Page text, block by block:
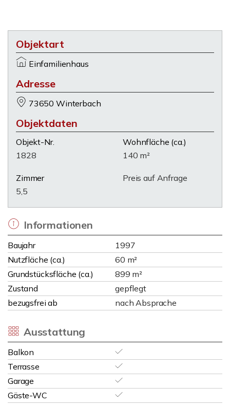
Objektart
Einfamilienhaus
Adresse
73650 Winterbach
Objektdaten
Objekt-Nr.
1828
Wohnfläche (ca.)
140 m²
Zimmer
5,5
Preis auf Anfrage
Informationen
Baujahr
1997
Nutzfläche (ca.)
60 m²
Grundstücksfläche (ca.)
899 m²
Zustand
gepflegt
bezugsfrei ab
nach Absprache
Ausstattung
Balkon
Terrasse
Garage
Gäste-WC